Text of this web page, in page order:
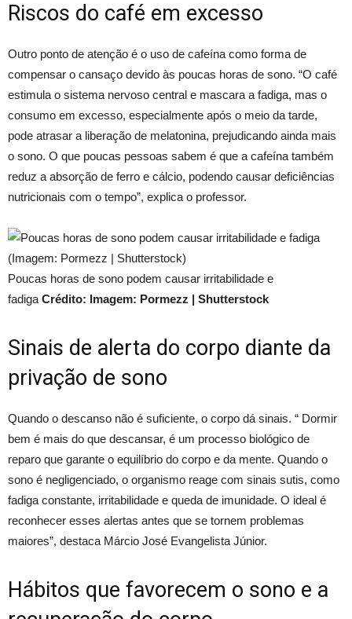
Riscos do café em excesso
Outro ponto de atenção é o uso de cafeína como forma de
compensar o cansaço devido às poucas horas de sono. “O café
estimula o sistema nervoso central e mascara a fadiga, mas o
consumo em excesso, especialmente após o meio da tarde,
pode atrasar a liberação de melatonina, prejudicando ainda mais
o sono. O que poucas pessoas sabem é que a cafeína também
reduz a absorção de ferro e cálcio, podendo causar deficiências
nutricionais com o tempo”, explica o professor.
Poucas horas de sono podem causar irritabilidade e
fadiga Crédito: Imagem: Pormezz | Shutterstock
Sinais de alerta do corpo diante da
privação de sono
Quando o descanso não é suficiente, o corpo dá sinais. “ Dormir
bem é mais do que descansar, é um processo biológico de
reparo que garante o equilíbrio do corpo e da mente. Quando o
sono é negligenciado, o organismo reage com sinais sutis, como
fadiga constante, irritabilidade e queda de imunidade. O ideal é
reconhecer esses alertas antes que se tornem problemas
maiores”, destaca Márcio José Evangelista Júnior.
Hábitos que favorecem o sono e a